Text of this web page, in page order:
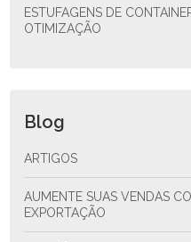
ESTUFAGENS DE CONTAINERS: O GUIA COMPLETO PARA
OTIMIZAÇÃO
Blog
ARTIGOS
AUMENTE SUAS VENDAS COM A CAIXA DE MADEIRA TIPO
EXPORTAÇÃO